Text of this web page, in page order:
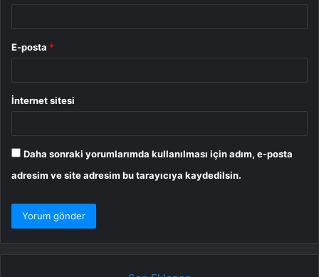
E-posta *
İnternet sitesi
Daha sonraki yorumlarımda kullanılması için adım, e-posta
adresim ve site adresim bu tarayıcıya kaydedilsin.